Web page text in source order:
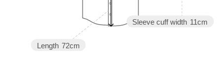
Sleeve cuff width 11cm
Length 72cm